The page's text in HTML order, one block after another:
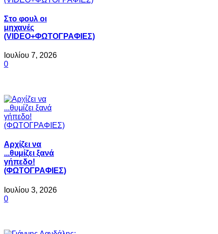
Στο φουλ οι
μηχανές
(VIDEO+ΦΩΤΟΓΡΑΦΙΕΣ)
Ιουλίου 7, 2026
0
Αρχίζει να
...θυμίζει ξανά
γήπεδο!
(ΦΩΤΟΓΡΑΦΙΕΣ)
Ιουλίου 3, 2026
0